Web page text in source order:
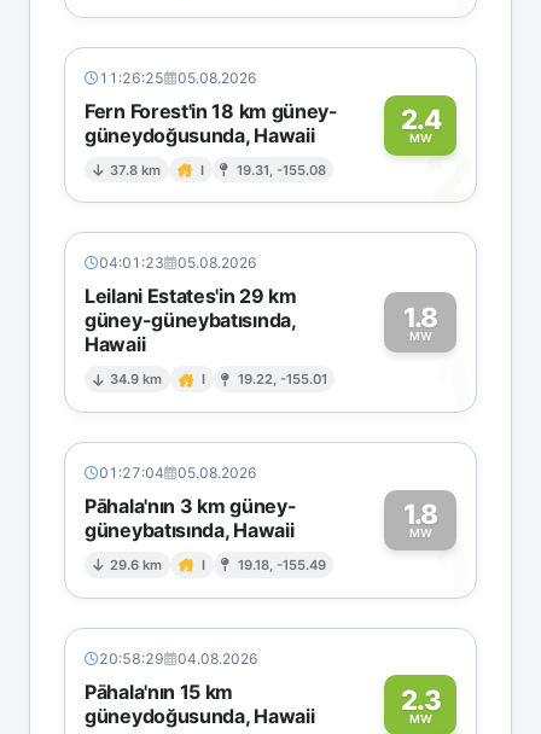
11:26:25 05.08.2026
Fern Forest'in 18 km güney-
güneydoğusunda, Hawaii
37.8 km I 19.31, -155.08
2.4
MW2
04:01:23 05.08.2026
Leilani Estates'in 29 km
güney-güneybatısında,
Hawaii
34.9 km I 19.22, -155.01
1.8
MW
1
01:27:04 05.08.2026
Pāhala'nın 3 km güney-
güneybatısında, Hawaii
29.6 km I 19.18, -155.49
1.8
MW1
20:58:29 04.08.2026
Pāhala'nın 15 km
güneydoğusunda, Hawaii
2.3
MW